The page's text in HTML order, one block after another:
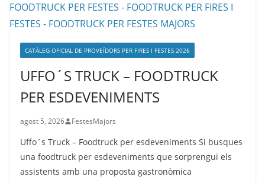
CATÀLEG OFICIAL DE PROVEÏDORS PER FIRES I FESTES 2026
UFFO´S TRUCK – FOODTRUCK
PER ESDEVENIMENTS
agost 5, 2026 FestesMajors
Uffo´s Truck – Foodtruck per esdeveniments Si busques
una foodtruck per esdeveniments que sorprengui els
assistents amb una proposta gastronòmica